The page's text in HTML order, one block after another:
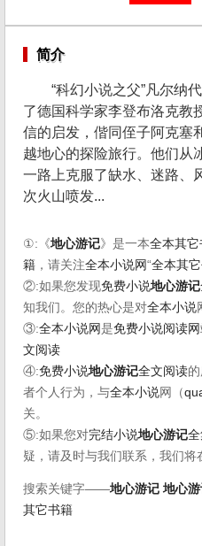
简介
“科幻小说之父”凡尔纳
了德国科学家李登布洛克教
信的启发，偕同侄子阿克塞
越地心的探险旅行。他们从
一路上克服了缺水、迷路、
次火山喷发...
①:《地心游记》是一本全本其它
籍 ，请关注全本小说网“全本其
②:如果您发现免费小说地心游记
知我们。您的热心是对全本小说
③:全本小说网是免费小说阅读网
文阅读
④:免费小说地心游记全文阅读
者个人行为，与全本小说网（
关。
⑤:如果您对完结小说地心游记
疑，请及时与我们联系，我们将
搜索关键字——地心游记 地心
其它书籍